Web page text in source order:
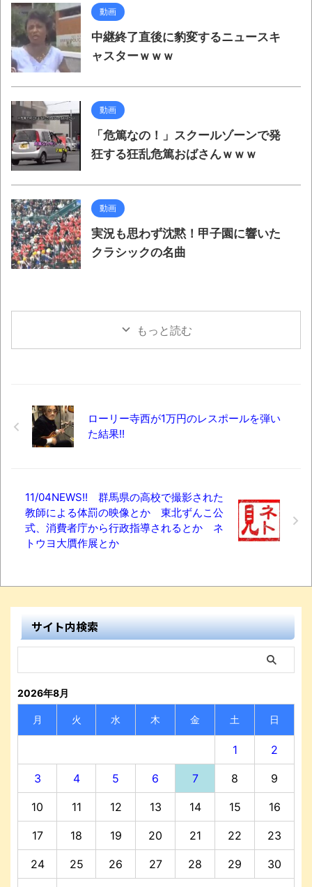
動画
中継終了直後に豹変するニュースキ
ャスターｗｗｗ
動画
「危篤なの！」スクールゾーンで発
狂する狂乱危篤おばさんｗｗｗ
動画
実況も思わず沈黙！甲子園に響いた
クラシックの名曲
もっと読む
ローリー寺西が1万円のレスポールを弾い
た結果!!
11/04NEWS!! 群馬県の高校で撮影された
教師による体罰の映像とか 東北ずんこ公
式、消費者庁から行政指導されるとか ネ
トウヨ大贋作展とか
サイト内検索
2026年8月
月 火 水 木 金 土 日
1 2
3 4 5 6 7 8 9
10 11 12 13 14 15 16
17 18 19 20 21 22 23
24 25 26 27 28 29 30